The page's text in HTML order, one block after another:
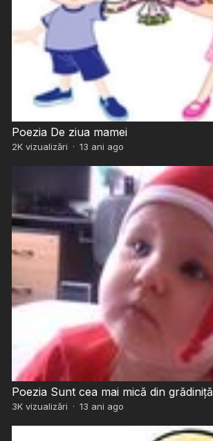
Poezia De ziua mamei
2Kvizualizări · 13 ani ago
Poezia Sunt cea mai mică din grădiniță
3Kvizualizări · 13 ani ago